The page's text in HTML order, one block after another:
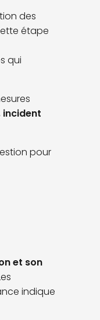
des
étape
qui
incident
pour
et son
indique